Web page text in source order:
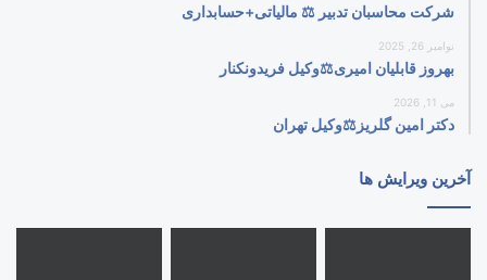
شرکت محاسبان تدبیر ⚖️ مالیاتی+حسابداری
نوامبر 26, 2025
بهروز قابلیان امیری⚖️وکیل فریدونکنار
می 11, 2026
دکتر امین گلریز⚖️وکیل تهران
آخرین ویرایش ها